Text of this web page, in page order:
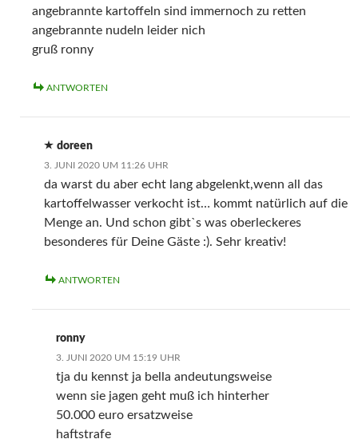
angebrannte kartoffeln sind immernoch zu retten
angebrannte nudeln leider nich
gruß ronny
ANTWORTEN
doreen
3. JUNI 2020 UM 11:26 UHR
da warst du aber echt lang abgelenkt,wenn all das
kartoffelwasser verkocht ist… kommt natürlich auf die
Menge an. Und schon gibtˋs was oberleckeres
besonderes für Deine Gäste :). Sehr kreativ!
ANTWORTEN
ronny
3. JUNI 2020 UM 15:19 UHR
tja du kennst ja bella andeutungsweise
wenn sie jagen geht muß ich hinterher
50.000 euro ersatzweise
haftstrafe